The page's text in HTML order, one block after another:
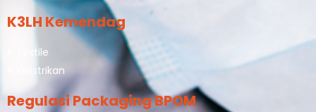
K3LH Kemendag
Textile
Kelistrikan
Regulasi Packaging BPOM